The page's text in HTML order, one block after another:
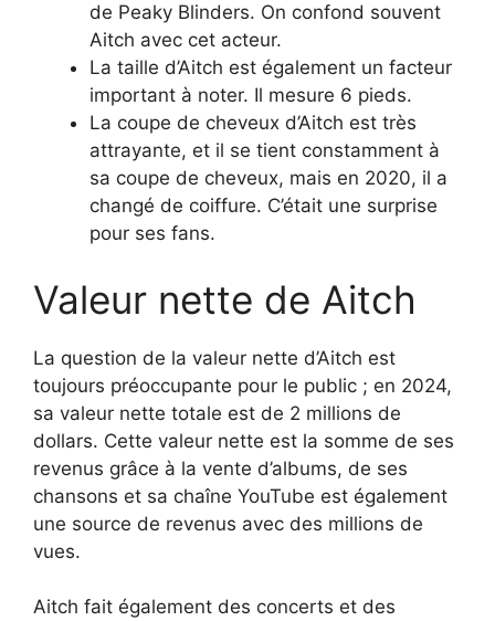
de Peaky Blinders. On confond souvent
Aitch avec cet acteur.
La taille d’Aitch est également un facteur
important à noter. Il mesure 6 pieds.
La coupe de cheveux d’Aitch est très
attrayante, et il se tient constamment à
sa coupe de cheveux, mais en 2020, il a
changé de coiffure. C’était une surprise
pour ses fans.
Valeur nette de Aitch
La question de la valeur nette d’Aitch est
toujours préoccupante pour le public ; en 2024,
sa valeur nette totale est de 2 millions de
dollars. Cette valeur nette est la somme de ses
revenus grâce à la vente d’albums, de ses
chansons et sa chaîne YouTube est également
une source de revenus avec des millions de
vues.
Aitch fait également des concerts et des